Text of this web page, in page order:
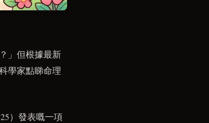
」但根據最新
學家點睇命理
）發表嘅一項